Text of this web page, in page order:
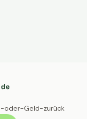
oder-Geld-zurück